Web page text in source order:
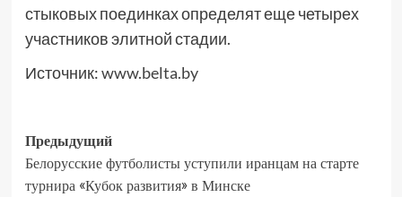
стыковых поединках определят еще четырех
участников элитной стадии.
Источник:www.belta.by
Предыдущий
Белорусские футболисты уступили иранцам на старте
турнира «Кубок развития» в Минске